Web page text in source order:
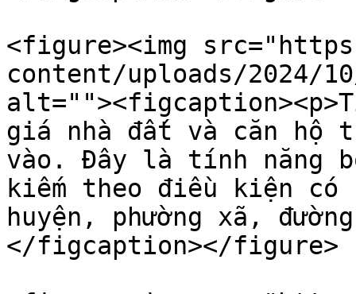
<figure><img
content/uploads/2024/
giá nhà đất và căn hộ
vào. Đây là tính năng
kiếm theo điều kiện
huyện, phường xã,
</figcaption></figure>